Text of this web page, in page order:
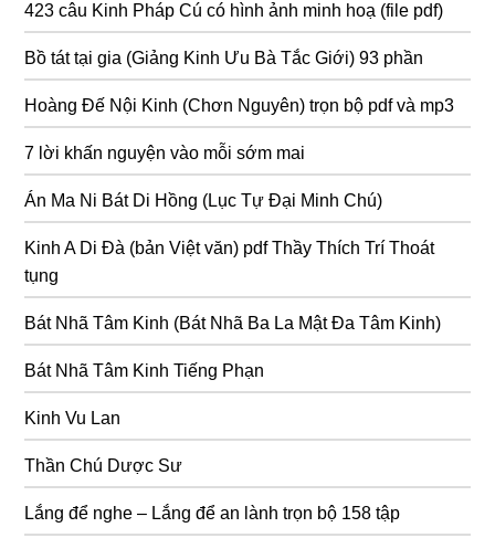
423 câu Kinh Pháp Cú có hình ảnh minh hoạ (file pdf)
Bồ tát tại gia (Giảng Kinh Ưu Bà Tắc Giới) 93 phần
Hoàng Đế Nội Kinh (Chơn Nguyên) trọn bộ pdf và mp3
7 lời khấn nguyện vào mỗi sớm mai
Án Ma Ni Bát Di Hồng (Lục Tự Đại Minh Chú)
Kinh A Di Đà (bản Việt văn) pdf Thầy Thích Trí Thoát
tụng
Bát Nhã Tâm Kinh (Bát Nhã Ba La Mật Đa Tâm Kinh)
Bát Nhã Tâm Kinh Tiếng Phạn
Kinh Vu Lan
Thần Chú Dược Sư
Lắng để nghe – Lắng để an lành trọn bộ 158 tập